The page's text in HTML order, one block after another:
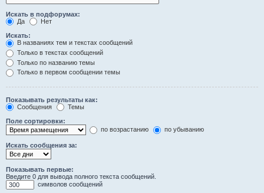
Искать в подфорумах:
Да
Нет
Искать:
В названиях тем и текстах сообщений
Только в текстах сообщений
Только по названию темы
Только в первом сообщении темы
Показывать результаты как:
Сообщения
Темы
Поле сортировки:
по возрастанию
по убыванию
Искать сообщения за:
Показывать первые:
Введите 0 для вывода полного текста сообщений.
символов сообщений